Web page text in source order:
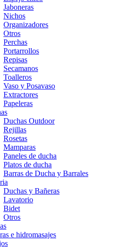
Jaboneras
Nichos
Organizadores
Otros
Perchas
Portarrollos
Repisas
Secamanos
Toalleros
Vaso y Posavaso
Extractores
Papeleras
Duchas Outdoor
Rejillas
Rosetas
Mamparas
Paneles de ducha
Platos de ducha
Barras de Ducha y Barrales
Duchas y Bañeras
Lavatorio
Bidet
Otros
e hidromasajes